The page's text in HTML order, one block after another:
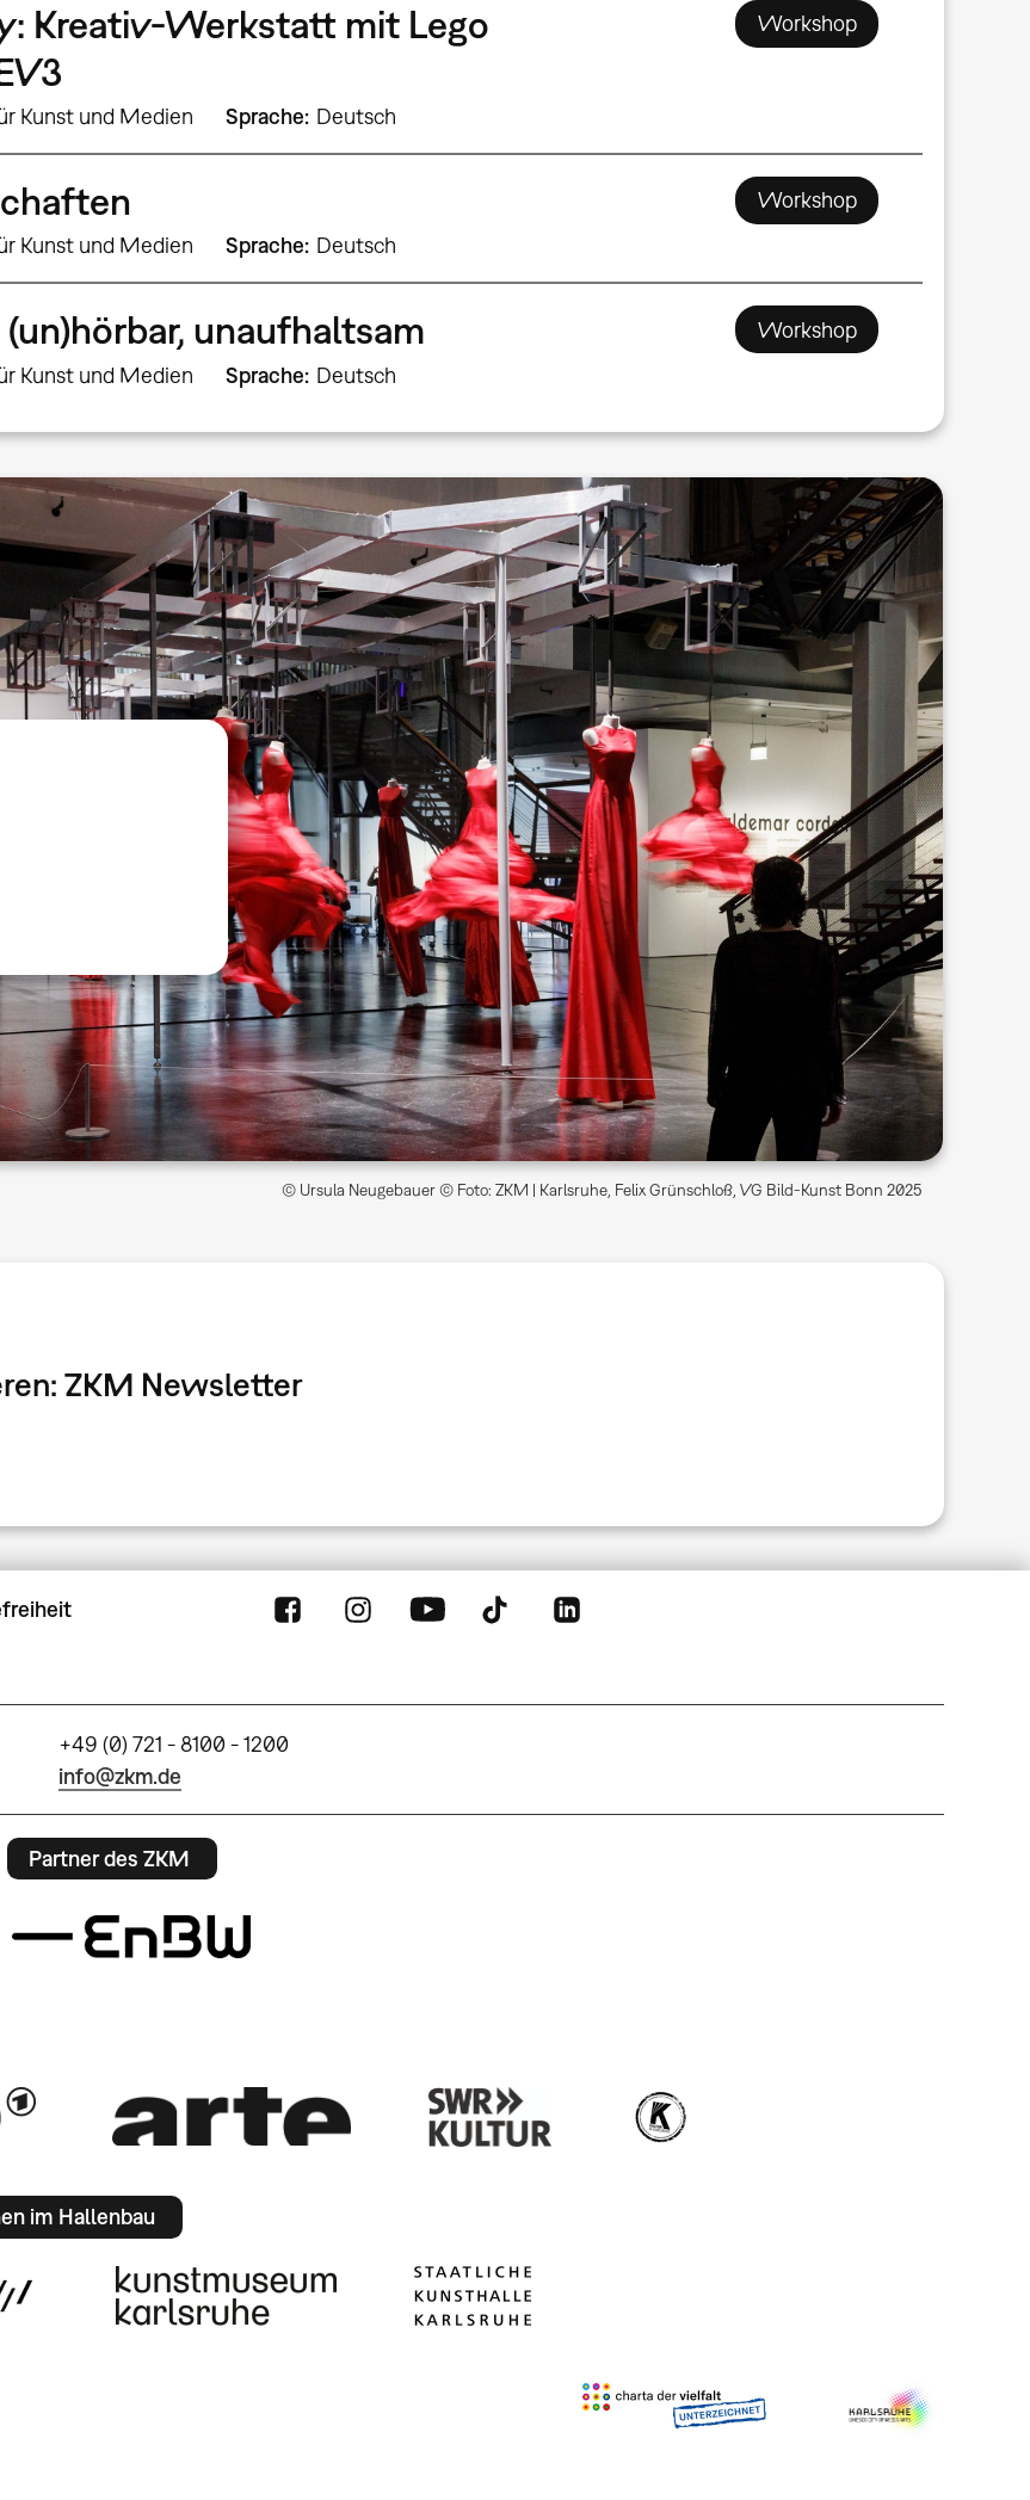
Kreativ-Werkstatt mit Lego
Kunst und Medien Sprache Deutsch
Workshop
Kunst und Medien Sprache Deutsch
Workshop
unaufhaltsam
Kunst und Medien Sprache Deutsch
Workshop
© Ursula Neugebauer © Foto: ZKM | Karlsruhe, Felix Grünschloß, VG Bild-Kunst Bonn 2025
ZKM Newsletter
+49 (0) 721 - 8100 - 1200
info@zkm.de
Partner des ZKM
im Hallenbau